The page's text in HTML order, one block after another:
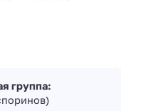
группа: